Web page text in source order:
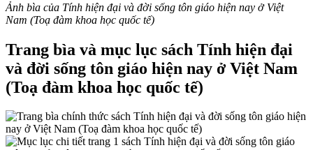
Ảnh bìa của Tính hiện đại và đời sống tôn giáo hiện nay ở Việt
Nam (Toạ đàm khoa học quốc tế)
Trang bìa và mục lục sách Tính hiện đại
và đời sống tôn giáo hiện nay ở Việt Nam
(Toạ đàm khoa học quốc tế)